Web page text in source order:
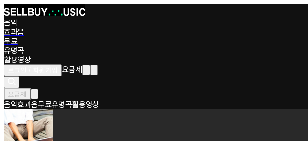
음악
효과음
무료
유명곡
활용영상
요금제
요금제
음악효과음무료유명곡활용영상